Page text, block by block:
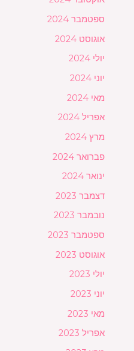
ספטמבר 2024
אוגוסט 2024
יולי 2024
יוני 2024
מאי 2024
אפריל 2024
מרץ 2024
פברואר 2024
ינואר 2024
דצמבר 2023
נובמבר 2023
ספטמבר 2023
אוגוסט 2023
יולי 2023
יוני 2023
מאי 2023
אפריל 2023